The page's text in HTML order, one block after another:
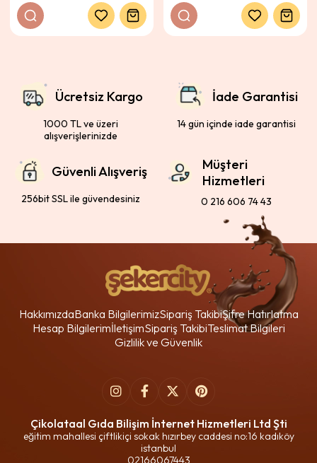
Ücretsiz Kargo
1000 TL ve üzeri
alışverişlerinizde
İade Garantisi
14 gün içinde iade garantisi
Güvenli Alışveriş
256bit SSL ile güvendesiniz
Müşteri
Hizmetleri
0 216 606 74 43
HakkımızdaBanka BilgilerimizSipariş TakibiŞifre Hatırlatma
Hesap BilgilerimİletişimSipariş TakibiTeslimat Bilgileri
Gizlilik ve Güvenlik
Çikolataal Gıda Bilişim İnternet Hizmetleri Ltd Şti
eğitim mahallesi çiftlikiçi sokak hızırbey caddesi no:16 kadıköy
istanbul
02166067443